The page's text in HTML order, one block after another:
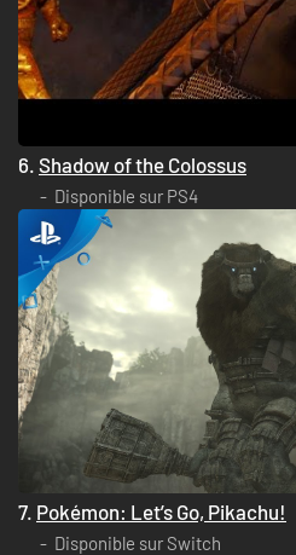
6. Shadow of the Colossus
Disponible sur PS4
7. Pokémon: Let’s Go, Pikachu!
Disponible sur Switch